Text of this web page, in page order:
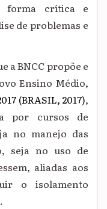
forma crítica e
de problemas e
a BNCC propõe e
Ensino Médio,
(BRASIL, 2017),
por cursos de
no manejo das
seja no uso de
aliadas aos
o isolamento